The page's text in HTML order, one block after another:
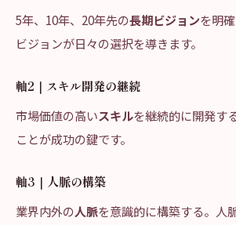
5年、10年、20年先の長期ビジョンを明
ビジョンが日々の選択を導きます。
軸2｜スキル開発の継続
市場価値の高いスキルを継続的に開発す
ことが成功の鍵です。
軸3｜人脈の構築
業界内外の人脈を意識的に構築する。人